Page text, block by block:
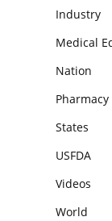
Industry
Medical
Nation
States
USFDA
Videos
World